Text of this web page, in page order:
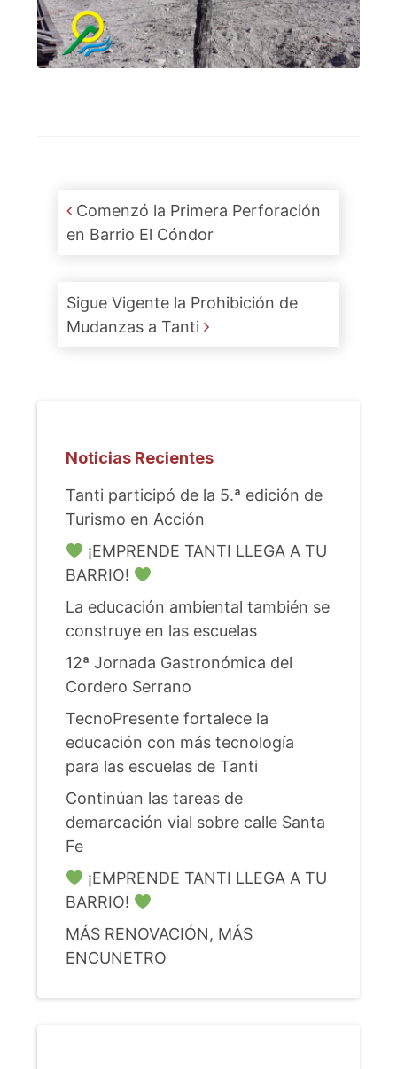
Post navigation
Comenzó la Primera Perforación
en Barrio El Cóndor
Sigue Vigente la Prohibición de
Mudanzas a Tanti
Noticias Recientes
Tanti participó de la 5.ª edición de
Turismo en Acción
¡EMPRENDE TANTI LLEGA A TU
BARRIO!
La educación ambiental también se
construye en las escuelas
12ª Jornada Gastronómica del
Cordero Serrano
TecnoPresente fortalece la
educación con más tecnología
para las escuelas de Tanti
Continúan las tareas de
demarcación vial sobre calle Santa
Fe
¡EMPRENDE TANTI LLEGA A TU
BARRIO!
MÁS RENOVACIÓN, MÁS
ENCUNETRO